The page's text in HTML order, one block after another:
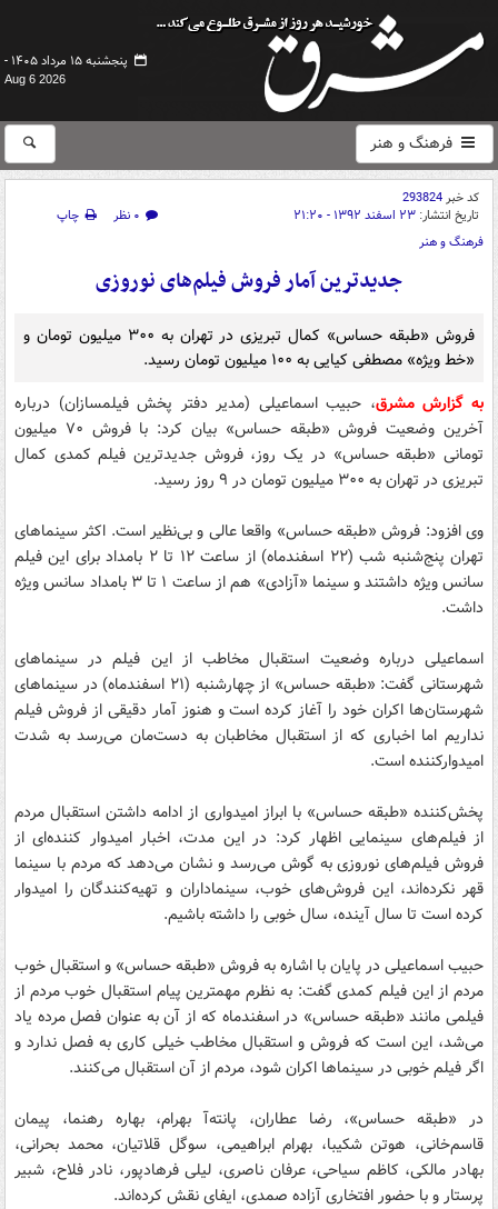
پنجشنبه ۱۵ مرداد ۱۴۰۵ -
Aug 6 2026
فرهنگ و هنر
کد خبر293824
تاریخ انتشار: ۲۳ اسفند ۱۳۹۲ - ۲۱:۲۰ ۰ نظر
چاپ
فرهنگ و هنر
جدیدترین آمار فروش فیلم‌های نوروزی
فروش «طبقه حساس» کمال تبریزی در تهران به ۳۰۰ میلیون تومان و
«خط ویژه» مصطفی کیایی به ۱۰۰ میلیون تومان رسید.
به گزارش مشرق، حبیب اسماعیلی (مدیر دفتر پخش فیلمسازان) درباره
آخرین وضعیت فروش «طبقه حساس» بیان کرد: با فروش ۷۰ میلیون
تومانی «طبقه حساس» در یک روز، فروش جدیدترین فیلم کمدی کمال
تبریزی در تهران به ۳۰۰ میلیون تومان در ۹ روز رسید.
وی افزود: فروش «طبقه حساس» واقعا عالی و بی‌نظیر است. اکثر سینماهای
تهران پنج‌شنبه شب (۲۲ اسفندماه) از ساعت ۱۲ تا ۲ بامداد برای این فیلم
سانس ویژه داشتند و سینما «آزادی» هم از ساعت ۱ تا ۳ بامداد سانس ویژه
داشت.
اسماعیلی درباره وضعیت استقبال مخاطب از این فیلم در سینماهای
شهرستانی گفت: «طبقه حساس» از چهارشنبه (۲۱ اسفندماه) در سینماهای
شهرستان‌ها اکران خود را آغاز کرده است و هنوز آمار دقیقی از فروش فیلم
نداریم اما اخباری که از استقبال مخاطبان به دست‌مان می‌رسد به شدت
امیدوارکننده است.
پخش‌کننده «طبقه حساس» با ابراز امیدواری از ادامه داشتن استقبال مردم
از فیلم‌های سینمایی اظهار کرد: در این مدت، اخبار امیدوار کننده‌ای از
فروش فیلم‌های نوروزی به گوش می‌رسد و نشان می‌دهد که مردم با سینما
قهر نکرده‌اند، این فروش‌های خوب، سینماداران و تهیه‌کنندگان را امیدوار
کرده است تا سال آینده، سال خوبی را داشته باشیم.
حبیب اسماعیلی در پایان با اشاره به فروش «طبقه حساس» و استقبال خوب
مردم از این فیلم کمدی گفت: به نظرم مهمترین پیام استقبال خوب مردم از
فیلمی مانند «طبقه حساس» در اسفندماه که از آن به عنوان فصل مرده یاد
می‌شد، این است که فروش و استقبال مخاطب خیلی کاری به فصل ندارد و
اگر فیلم خوبی در سینماها اکران شود، مردم از آن استقبال می‌کنند.
در «طبقه حساس»، رضا عطاران، پانته‌آ بهرام،‌ بهاره رهنما، پیمان
قاسم‌خانی، هوتن شکیبا، بهرام ابراهیمی، سوگل قلاتیان، محمد بحرانی،
بهادر مالکی، کاظم سیاحی، عرفان ناصری، لیلی فرهاد‌پور، نادر فلاح، شبیر
پرستار و با حضور افتخاری آزاده صمدی، ایفای نقش کرده‌اند.